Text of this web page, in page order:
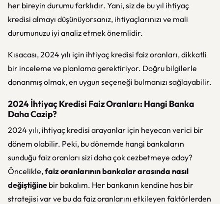
her bireyin durumu farklıdır. Yani, siz de bu yıl ihtiyaç
kredisi almayı düşünüyorsanız, ihtiyaçlarınızı ve mali
durumunuzu iyi analiz etmek önemlidir.
Kısacası, 2024 yılı için ihtiyaç kredisi faiz oranları, dikkatli
bir inceleme ve planlama gerektiriyor. Doğru bilgilerle
donanmış olmak, en uygun seçeneği bulmanızı sağlayabilir.
2024 İhtiyaç Kredisi Faiz Oranları: Hangi Banka
Daha Cazip?
2024 yılı, ihtiyaç kredisi arayanlar için heyecan verici bir
dönem olabilir. Peki, bu dönemde hangi bankaların
sunduğu faiz oranları sizi daha çok cezbetmeye aday?
Öncelikle,faiz oranlarının bankalar arasında nasıl
değiştiğine bir bakalım. Her bankanın kendine has bir
stratejisi var ve bu da faiz oranlarını etkileyen faktörlerden